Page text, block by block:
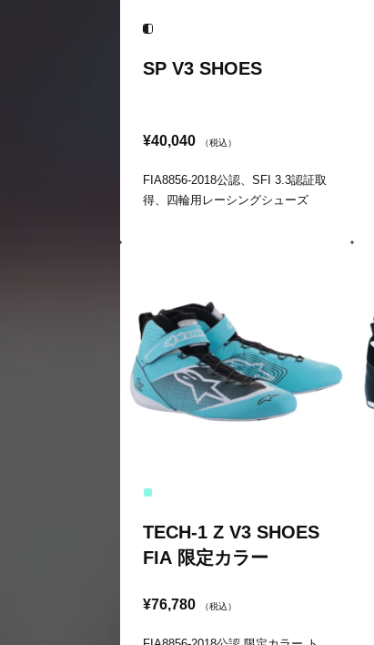
SP V3 SHOES
¥40,040 （税込）
FIA8856-2018公認、SFI 3.3認証取
得、四輪用レーシングシューズ
TECH-1 Z V3 SHOES
FIA 限定カラー
¥76,780 （税込）